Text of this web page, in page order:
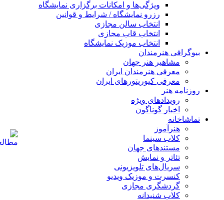
ویژگی‌ها و امکانات برگزاری نمایشگاه
رزرو نمایشگاه / شرایط و قوانین
انتخاب سالن مجازی
انتخاب قاب مجازی
انتخاب موزیک نمایشگاه
بیوگرافی هنرمندان
مشاهیر هنر جهان
معرفی هنرمندان ایران
معرفی کیوریتورهای ایران
روزنامه هنر
رویدادهای ویژه
اخبار گوناگون
تماشاخانه
هنرآموز
کلاب سینما
مستندهای جهان
تئاتر و نمایش
سریال‌های تلویزیونی
کنسرت و موزیک ویدیو
گردشگری مجازی
کلاب شنیدانه